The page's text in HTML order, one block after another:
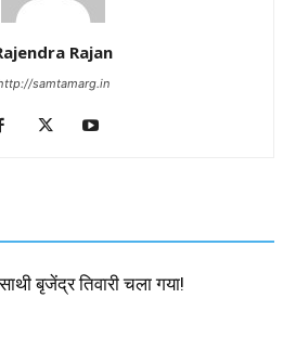
Rajan
samtamarg.in
बृजेंद्र तिवारी चला गया!